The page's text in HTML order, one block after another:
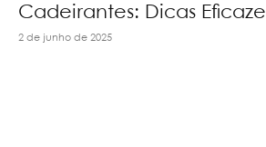
Cadeirantes: Dicas
2 de junho de 2025